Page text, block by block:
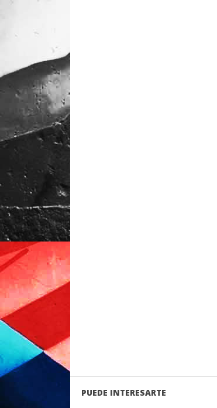
PUEDE INTERESARTE